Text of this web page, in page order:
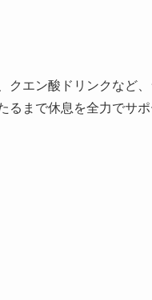
エン酸ドリンクなど
るまで休息を全力でサポ